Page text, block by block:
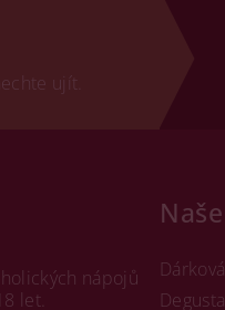
ujít.
nápojů
let.